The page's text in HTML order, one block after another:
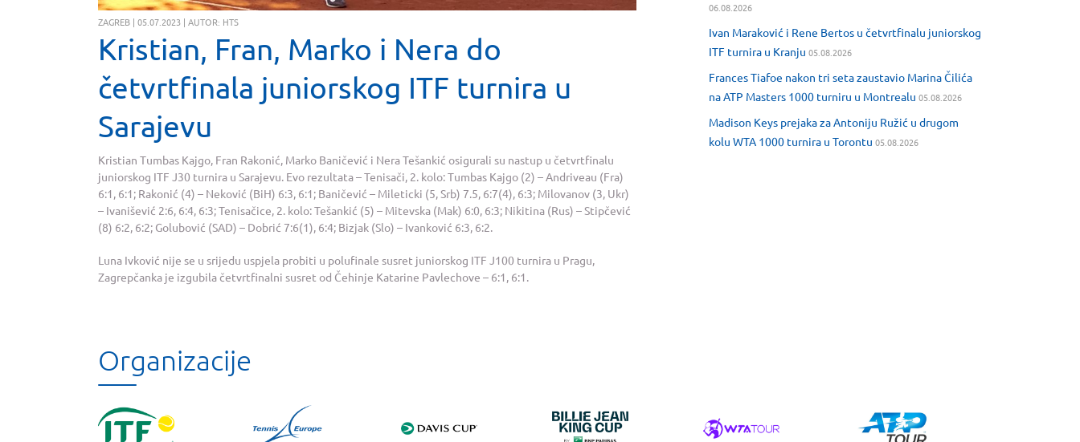
ZAGREB | 05.07.2023 | AUTOR: HTS
Kristian, Fran, Marko i Nera do
četvrtfinala juniorskog ITF turnira u
Sarajevu
Kristian Tumbas Kajgo, Fran Rakonić, Marko Baničević i Nera Tešankić osigurali su nastup u četvrtfinalu
juniorskog ITF J30 turnira u Sarajevu. Evo rezultata – Tenisači, 2. kolo: Tumbas Kajgo (2) – Andriveau (Fra)
6:1, 6:1; Rakonić (4) – Neković (BiH) 6:3, 6:1; Baničević – Mileticki (5, Srb) 7.5, 6:7(4), 6:3; Milovanov (3, Ukr)
– Ivanišević 2:6, 6:4, 6:3; Tenisačice, 2. kolo: Tešankić (5) – Mitevska (Mak) 6:0, 6:3; Nikitina (Rus) – Stipčević
(8) 6:2, 6:2; Golubović (SAD) – Dobrić 7:6(1), 6:4; Bizjak (Slo) – Ivanković 6:3, 6:2.
Luna Ivković nije se u srijedu uspjela probiti u polufinale susret juniorskog ITF J100 turnira u Pragu,
Zagrepčanka je izgubila četvrtfinalni susret od Čehinje Katarine Pavlechove – 6:1, 6:1.
06.08.2026
Ivan Maraković i Rene Bertos u četvrtfinalu juniorskog
ITF turnira u Kranju 05.08.2026
Frances Tiafoe nakon tri seta zaustavio Marina Čilića
na ATP Masters 1000 turniru u Montrealu 05.08.2026
Madison Keys prejaka za Antoniju Ružić u drugom
kolu WTA 1000 turnira u Torontu 05.08.2026
Organizacije